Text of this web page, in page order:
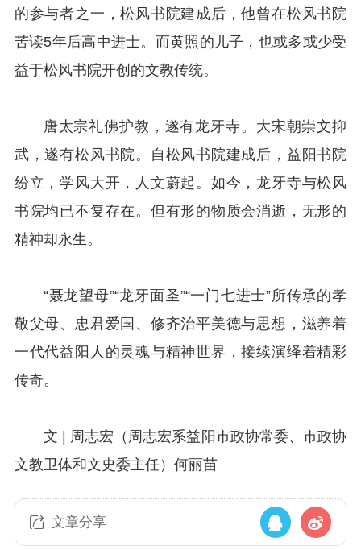
的参与者之一，松风书院建成后，他曾在松风书院
苦读5年后高中进士。而黄照的儿子，也或多或少受
益于松风书院开创的文教传统。
唐太宗礼佛护教，遂有龙牙寺。大宋朝崇文抑
武，遂有松风书院。自松风书院建成后，益阳书院
纷立，学风大开，人文蔚起。如今，龙牙寺与松风
书院均已不复存在。但有形的物质会消逝，无形的
精神却永生。
“聂龙望母”“龙牙面圣”“一门七进士”所传承的孝
敬父母、忠君爱国、修齐治平美德与思想，滋养着
一代代益阳人的灵魂与精神世界，接续演绎着精彩
传奇。
文 | 周志宏 （ 周志宏系益阳市政协常委、市政协
文教卫体和文史委主任） 何丽苗
文章分享